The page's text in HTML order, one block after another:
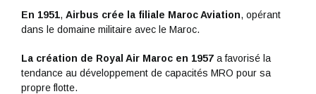
En 1951, Airbus crée la filiale Maroc Aviation, opérant
dans le domaine militaire avec le Maroc.
La création de Royal Air Maroc en 1957a favorisé la
tendance au développement de capacités MRO pour sa
propre flotte.